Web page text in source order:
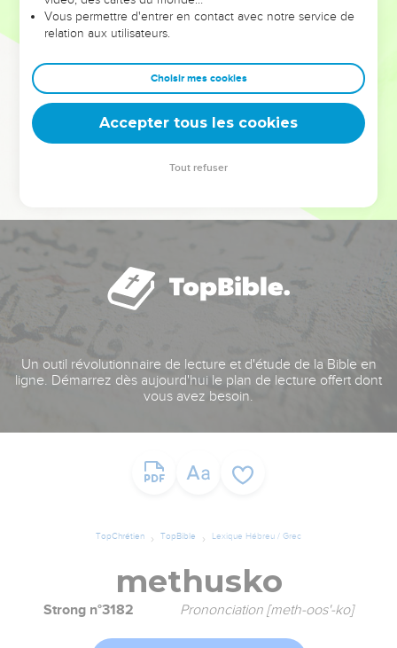
Dans cette conférence, leaders, entrepreneurs, et responsables
clés pour avancer avec plus de sagesse afin que leurs erreurs
deviennent vos tremplins. Que vous guidiez un ministère, une
équipe, un groupe ou une famille, leur expérience est faite
Un outil révolutionnaire de lecture et d'étude de la Bible en
ligne. Démarrez dès aujourd'hui le plan de lecture offert dont
vous avez besoin.
TopChrétien TopBible Lexique Hébreu / Grec
methusko
Strong n°3182 Prononciation [meth-oos'-ko]
Vous permettre d'entrer en contact avec notre service de
relation aux utilisateurs.
Choisir mes cookies
Accepter tous les cookies
Tout refuser